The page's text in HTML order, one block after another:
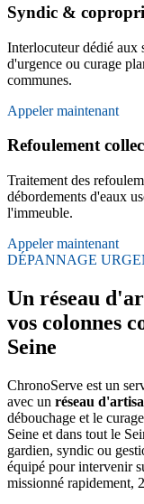
Syndic &
Interlocuteur dédié aux
d'urgence ou curage
communes.
Appeler maintenant
Refoulement
Traitement des
débordements d'eaux
l'immeuble.
Appeler maintenant
DÉPANNAGE
Un réseau
vos colonnes
Seine
ChronoServe est un
avec un réseau
débouchage et le
Seine et dans tout le
gardien, syndic ou
équipé pour intervenir
missionné rapidement,